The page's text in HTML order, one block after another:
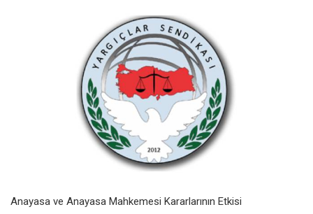
Anayasa ve Anayasa Mahkemesi Kararlarının Etkisi